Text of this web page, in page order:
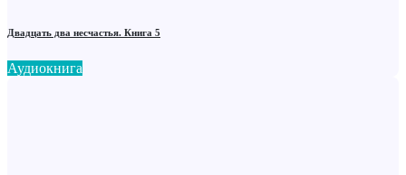
Двадцать два несчастья. Книга 5
Аудиокнига